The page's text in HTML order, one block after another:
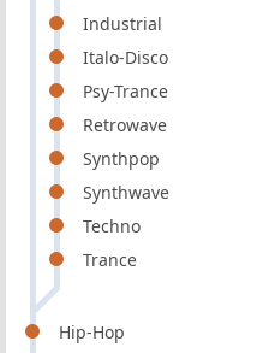
Industrial
Italo-Disco
Psy-Trance
Retrowave
Synthpop
Synthwave
Techno
Trance
Hip-Hop